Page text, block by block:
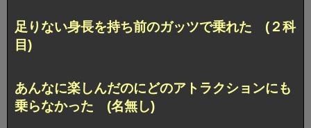
足りない身長を持ち前のガッツで乗れた (２科
目)
あんなに楽しんだのにどのアトラクションにも
乗らなかった (名無し)